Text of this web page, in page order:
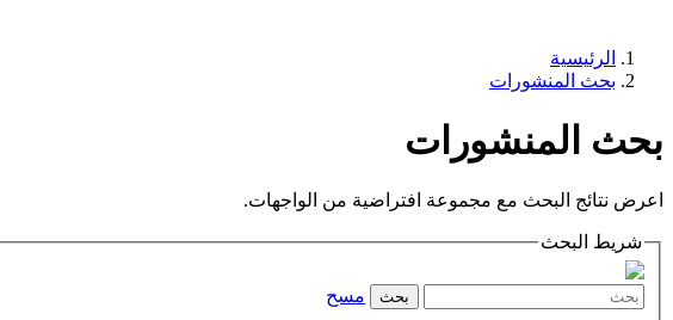
الرئيسية
بحث المنشورات
بحث المنشورات
اعرض نتائج البحث مع مجموعة افتراضية من الواجهات.
شريط البحث
بحث مسح